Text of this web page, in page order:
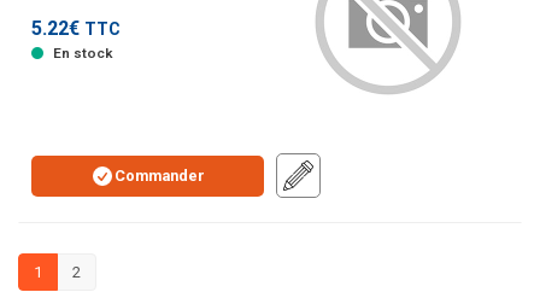
5.22€ TTC
En stock
Commander
1 2